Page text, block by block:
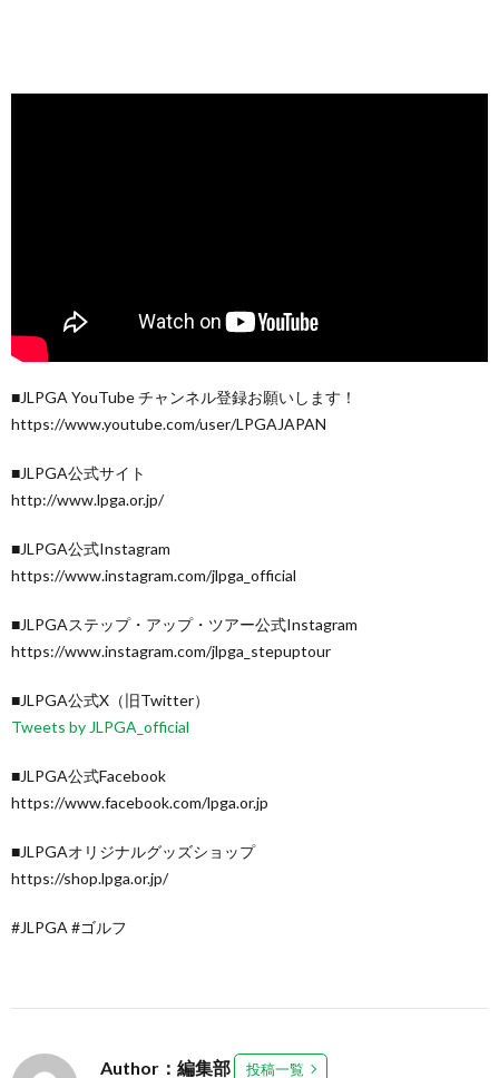
■JLPGA YouTube チャンネル登録お願いします！
https://www.youtube.com/user/LPGAJAPAN
■JLPGA公式サイト
http://www.lpga.or.jp/
■JLPGA公式Instagram
https://www.instagram.com/jlpga_official
■JLPGAステップ・アップ・ツアー公式Instagram
https://www.instagram.com/jlpga_stepuptour
■JLPGA公式X（旧Twitter）
Tweets by JLPGA_official
■JLPGA公式Facebook
https://www.facebook.com/lpga.or.jp
■JLPGAオリジナルグッズショップ
https://shop.lpga.or.jp/
#JLPGA #ゴルフ
Author：編集部 投稿一覧